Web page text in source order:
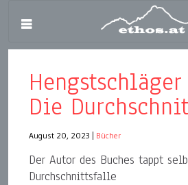
Hengstschläger
Die
August 20, 2023 Bücher
Der Autor des Buches tappt
Durchschnittsfalle